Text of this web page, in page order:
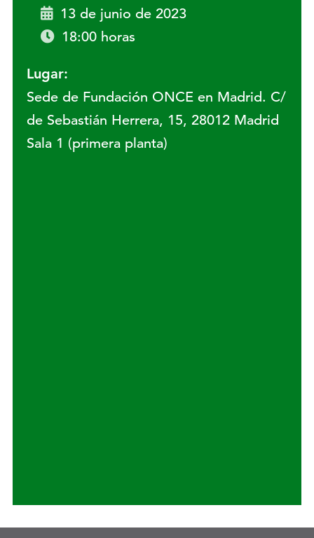
13 de junio de 2023
18:00 horas
Lugar:
Sede de Fundación ONCE en Madrid. C/
de Sebastián Herrera, 15, 28012 Madrid
Sala 1 (primera planta)